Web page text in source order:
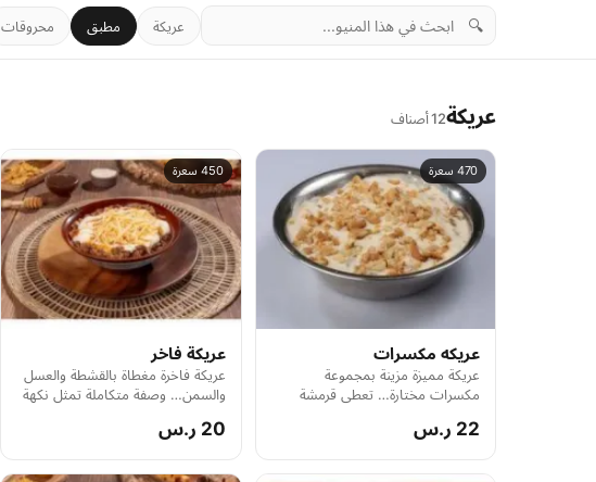
🔍 عريكة مطبق محروقات
عريكة12 أصناف
470 سعرة
عريكه مكسرات
عريكة مميزة مزينة بمجموعة
مكسرات مختارة… تعطي قرمشة
22 ر.س
450 سعرة
عريكة فاخر
عريكة فاخرة مغطاة بالقشطة والعسل
والسمن… وصفة متكاملة تمثل نكهة
20 ر.س